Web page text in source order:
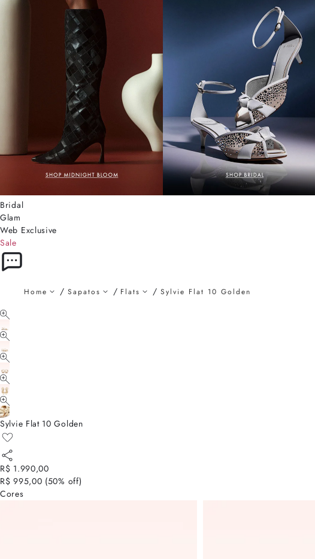
Bridal
Glam
Web Exclusive
Sale
Home Sapatos Flats Sylvie Flat 10 Golden
Sylvie Flat 10 Golden
R$ 1.990,00
R$ 995,00 (50% off)
Cores